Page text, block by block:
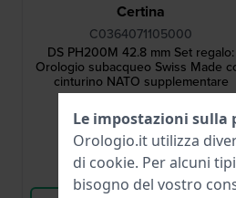
Certina
C0364071105000
DS PH200M 42.8 mm Set regalo:
Orologio subacqueo Swiss Made
cinturino NATO supplementare
● Disponibile
Confronta
Le impostazioni sulla
Orologio.it utilizza
di cookie. Per alcuni
bisogno del vostro